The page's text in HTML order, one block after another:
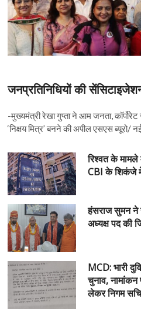
जनप्रतिनिधियों की
-मुख्यमंत्री रेखा गुप्ता ने आम जनता,
‘निक्षय मित्र’ बनने की अपील एसएस
रिश्वत के
CBI के शिकंजे
हंसराज सुमन
अध्यक्ष पद की
MCD: भारी
चुनाव,
लेकर निगम